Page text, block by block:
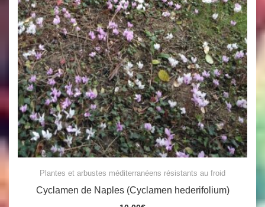
Plantes et arbustes méditerranéens résistants au froid
Cyclamen de Naples (Cyclamen hederifolium)